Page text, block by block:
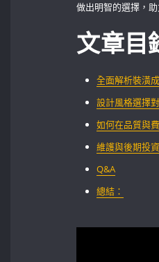
做出明智的選擇，
文章目
全面解析裝潢
設計風格選擇
如何在品質與
維護與後期投
Q&A
總結：